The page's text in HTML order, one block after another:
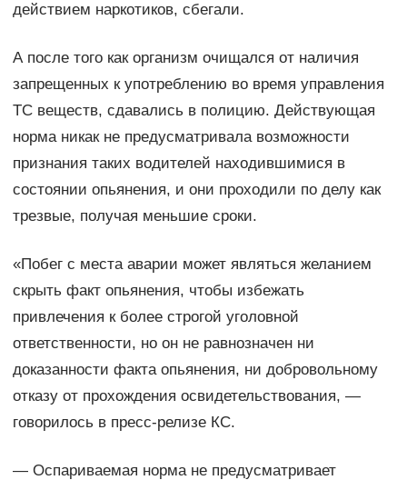
действием наркотиков, сбегали.
А после того как организм очищался от наличия
запрещенных к употреблению во время управления
ТС веществ, сдавались в полицию. Действующая
норма никак не предусматривала возможности
признания таких водителей находившимися в
состоянии опьянения, и они проходили по делу как
трезвые, получая меньшие сроки.
«Побег с места аварии может являться желанием
скрыть факт опьянения, чтобы избежать
привлечения к более строгой уголовной
ответственности, но он не равнозначен ни
доказанности факта опьянения, ни добровольному
отказу от прохождения освидетельствования, —
говорилось в пресс-релизе КС.
— Оспариваемая норма не предусматривает